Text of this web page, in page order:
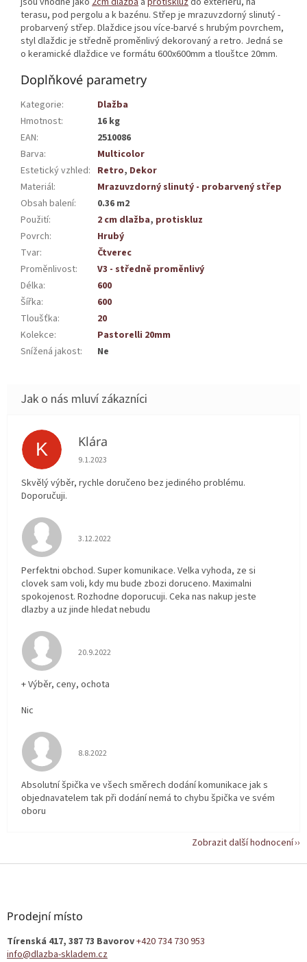
terasu, pod pergolu a k bazénu. Střep je mrazuvzdorný slinutý -
probarvený střep. Dlaždice jsou více-barvé s hrubým povrchem,
styl dlaždic je středně proměnlivý dekorovaný a retro. Jedná se
o keramické dlaždice ve formátu 600x600mm a tlouštce 20mm.
Doplňkové parametry
Kategorie:
Dlažba
Hmotnost:
16 kg
EAN:
2510086
Barva:
Multicolor
Estetický vzhled: Retro, Dekor
Materiál:
Mrazuvzdorný slinutý - probarvený střep
Obsah balení:
0.36 m2
Použití: 2 cm dlažba, protiskluz
Povrch:
Hrubý
Tvar:
Čtverec
Proměnlivost:
V3 - středně proměnlivý
Délka:
600
Šířka:
600
Tloušťka:
20
Kolekce:
Pastorelli 20mm
Snížená jakost: Ne
K Klára
Hodnocení obchodu je 5 z 5 hvězdiček.
9.1.2023
Skvělý výběr, rychle doručeno bez jediného problému.
Doporučuji.
Hodnocení obchodu je 5 z 5 hvězdiček.
3.12.2022
Perfektni obchod. Super komunikace. Velka vyhoda, ze si
clovek sam voli, kdy mu bude zbozi doruceno. Maximalni
spokojenost. Rozhodne doporucuji. Ceka nas nakup jeste
dlazby a uz jinde hledat nebudu
Hodnocení obchodu je 5 z 5 hvězdiček.
20.9.2022
+ Výběr, ceny, ochota
Nic
Hodnocení obchodu je 5 z 5 hvězdiček.
8.8.2022
Absolutní špička ve všech směrech dodání komunikace jak s
objednavatelem tak při dodání nemá to chybu špička ve svém
oboru
Zobrazit další hodnocení
Z
Prodejní místo
Tírenská 417, 387 73 Bavorov+420 734 730 953
info@dlazba-skladem.cz